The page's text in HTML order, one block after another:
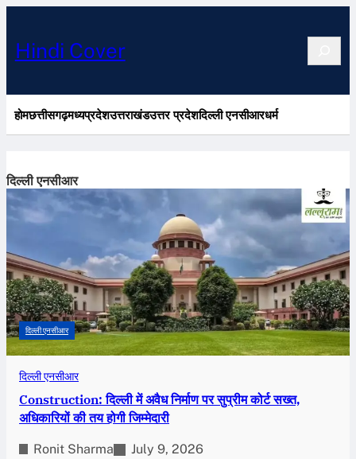
Hindi Cover
होमछत्तीसगढ़मध्यप्रदेशउत्तराखंडउत्तर प्रदेशदिल्ली एनसीआरधर्म
दिल्ली एनसीआर
दिल्ली एनसीआर
दिल्ली एनसीआर
Construction: दिल्ली में अवैध निर्माण पर सुप्रीम कोर्ट सख्त,
अधिकारियों की तय होगी जिम्मेदारी
Ronit Sharma July 9, 2026